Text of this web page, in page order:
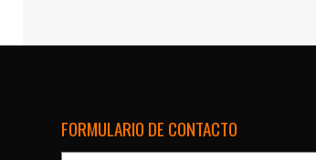
FORMULARIO DE CONTACTO